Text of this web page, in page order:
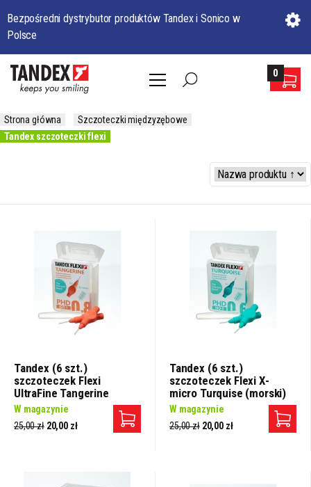
Bezpośredni dystrybutor produktów Tandex i Sonico w
Polsce
0
Strona główna
Szczoteczki międzyzębowe
Tandex szczoteczki flexi
Tandex (6 szt.)
szczoteczek Flexi
UltraFine Tangerine
(pomarańczowy)
W magazynie
25,00 zł 20,00 zł
Tandex (6 szt.)
szczoteczek Flexi X-
micro Turquise (morski)
W magazynie
25,00 zł 20,00 zł